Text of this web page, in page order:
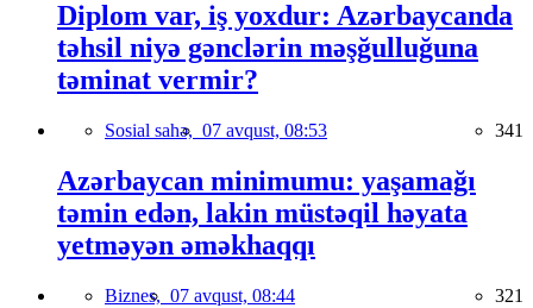
Diplom var, iş yoxdur: Azərbaycanda
təhsil niyə gənclərin məşğulluğuna
təminat vermir?
Sosial sahə, 07 avqust, 08:53 341
Azərbaycan minimumu: yaşamağı
təmin edən, lakin müstəqil həyata
yetməyən əməkhaqqı
Biznes, 07 avqust, 08:44 321